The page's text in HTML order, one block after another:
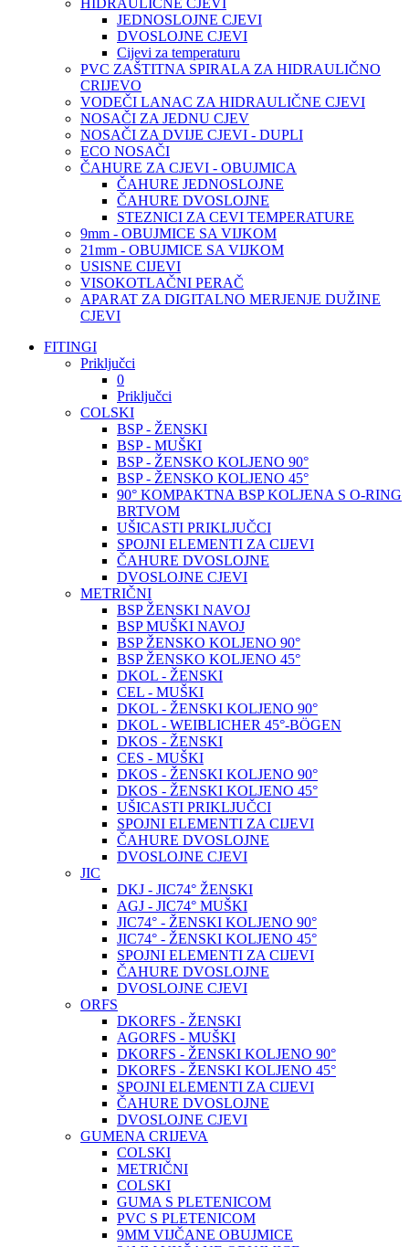
HIDRAULIČNE CJEVI
JEDNOSLOJNE CJEVI
DVOSLOJNE CJEVI
Cijevi za temperaturu
PVC ZAŠTITNA SPIRALA ZA HIDRAULIČNO
CRIJEVO
VODEČI LANAC ZA HIDRAULIČNE CJEVI
NOSAČI ZA JEDNU CJEV
NOSAČI ZA DVIJE CJEVI - DUPLI
ECO NOSAČI
ČAHURE ZA CJEVI - OBUJMICA
ČAHURE JEDNOSLOJNE
ČAHURE DVOSLOJNE
STEZNICI ZA CEVI TEMPERATURE
9mm - OBUJMICE SA VIJKOM
21mm - OBUJMICE SA VIJKOM
USISNE CIJEVI
VISOKOTLAČNI PERAČ
APARAT ZA DIGITALNO MERJENJE DUŽINE
CJEVI
FITINGI
Priključci
0
Priključci
COLSKI
BSP - ŽENSKI
BSP - MUŠKI
BSP - ŽENSKO KOLJENO 90°
BSP - ŽENSKO KOLJENO 45°
90° KOMPAKTNA BSP KOLJENA S O-RING
BRTVOM
UŠICASTI PRIKLJUČCI
SPOJNI ELEMENTI ZA CIJEVI
ČAHURE DVOSLOJNE
DVOSLOJNE CJEVI
METRIČNI
BSP ŽENSKI NAVOJ
BSP MUŠKI NAVOJ
BSP ŽENSKO KOLJENO 90°
BSP ŽENSKO KOLJENO 45°
DKOL - ŽENSKI
CEL - MUŠKI
DKOL - ŽENSKI KOLJENO 90°
DKOL - WEIBLICHER 45°-BÖGEN
DKOS - ŽENSKI
CES - MUŠKI
DKOS - ŽENSKI KOLJENO 90°
DKOS - ŽENSKI KOLJENO 45°
UŠICASTI PRIKLJUČCI
SPOJNI ELEMENTI ZA CIJEVI
ČAHURE DVOSLOJNE
DVOSLOJNE CJEVI
JIC
DKJ - JIC74° ŽENSKI
AGJ - JIC74° MUŠKI
JIC74° - ŽENSKI KOLJENO 90°
JIC74° - ŽENSKI KOLJENO 45°
SPOJNI ELEMENTI ZA CIJEVI
ČAHURE DVOSLOJNE
DVOSLOJNE CJEVI
ORFS
DKORFS - ŽENSKI
AGORFS - MUŠKI
DKORFS - ŽENSKI KOLJENO 90°
DKORFS - ŽENSKI KOLJENO 45°
SPOJNI ELEMENTI ZA CIJEVI
ČAHURE DVOSLOJNE
DVOSLOJNE CJEVI
GUMENA CRIJEVA
COLSKI
METRIČNI
COLSKI
GUMA S PLETENICOM
PVC S PLETENICOM
9MM VIJČANE OBUJMICE